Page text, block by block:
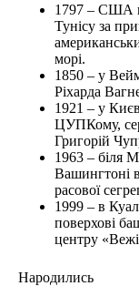
1797 – США
Тунісу за
морі.
1850 – у
Ріхарда
1921 – у
ЦУПКому,
Григорій
1963 – біля
Вашингтоні
расової
1999 – в
поверхові
центру
Народились